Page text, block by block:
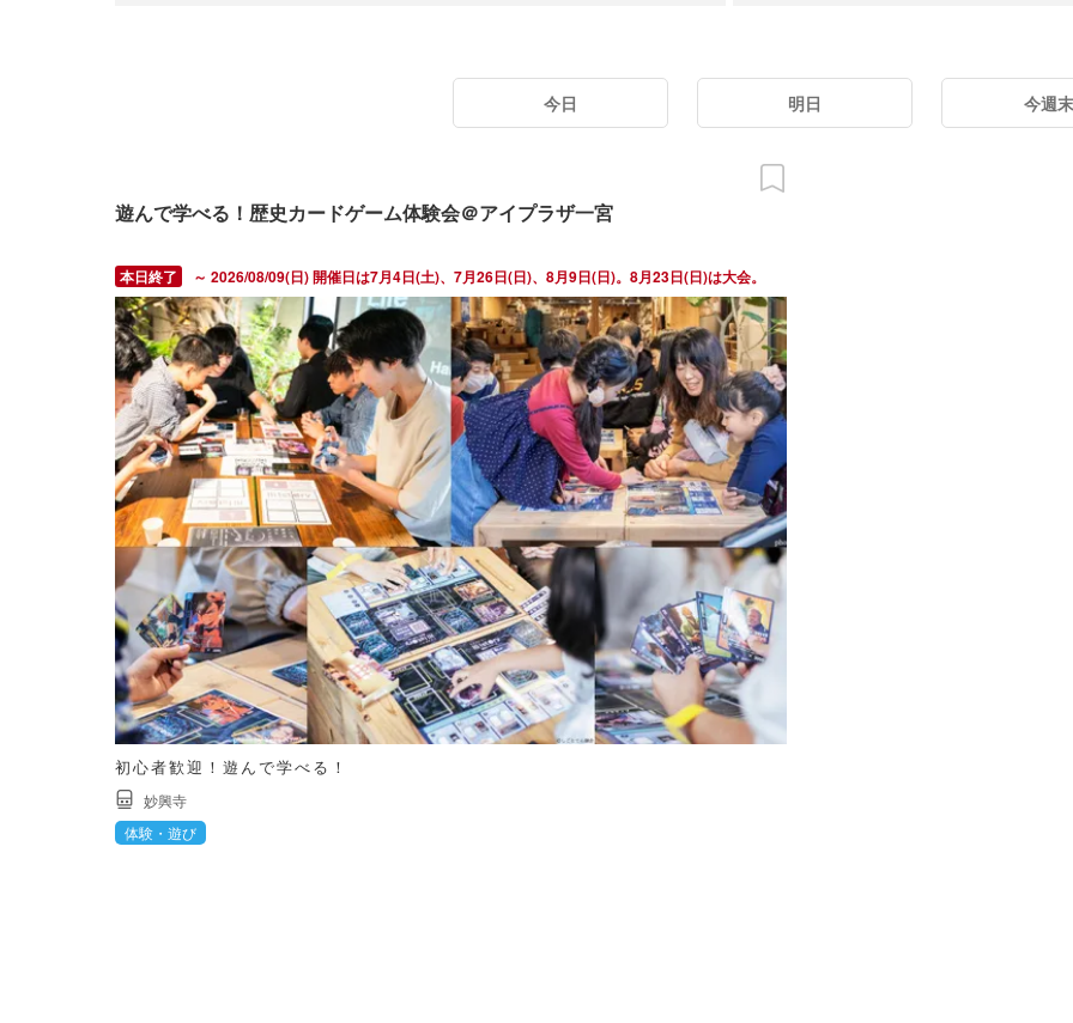
今日 明日 今週末
遊んで学べる！歴史カードゲーム体験会＠アイプラザ一宮
～ 2026/08/09(日) 開催日は7月4日(土)、7月26日(日)、8月9日(日)。8月23日(日)は大会。
初心者歓迎！遊んで学べる！
妙興寺
体験・遊び